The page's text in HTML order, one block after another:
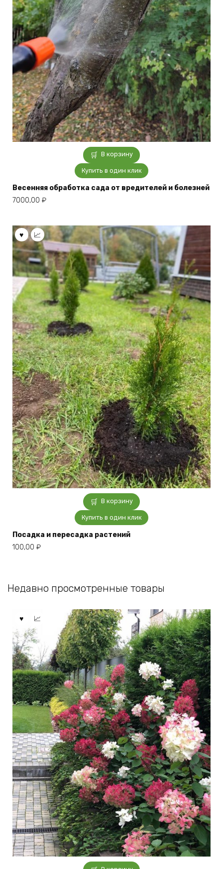
В корзину
Купить в один клик
Весенняя обработка сада от вредителей и болезней
7000,00 ₽
В корзину
Купить в один клик
Посадка и пересадка растений
100,00 ₽
Недавно просмотренные товары